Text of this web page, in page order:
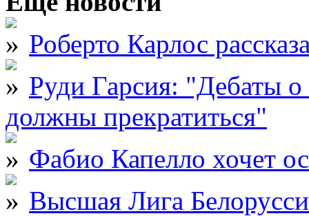
Роберто Карлос
Руди Гарсия: "Дебаты
должны прекратиться"
Фабио Капелло хочет
Высшая Лига